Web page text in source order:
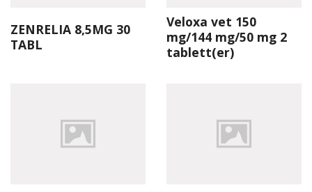
ZENRELIA 8,5MG 30
TABL
Veloxa vet 150
mg/144 mg/50 mg 2
tablett(er)